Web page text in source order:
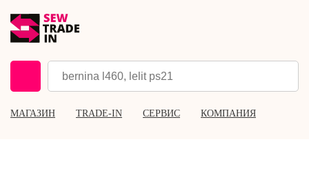
МАГАЗИН TRADE-IN СЕРВИС КОМПАНИЯ